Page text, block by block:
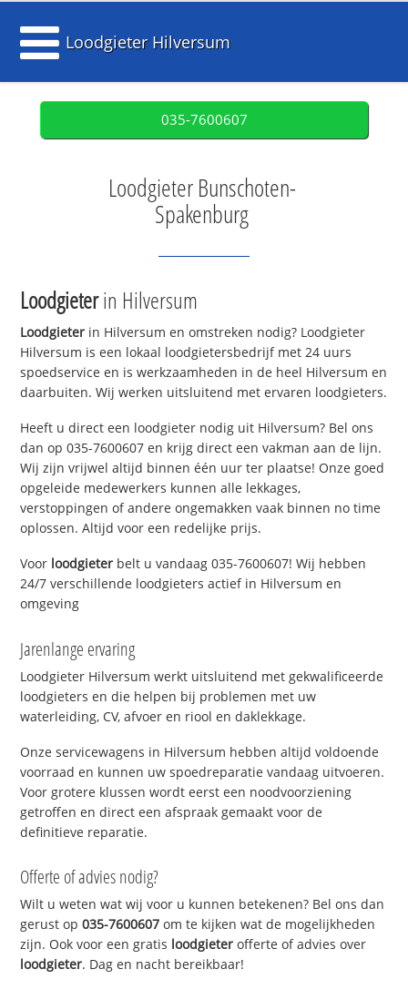
Loodgieter Hilversum
035-7600607
Loodgieter Bunschoten-
Spakenburg
Loodgieterin Hilversum
Loodgieter in Hilversum en omstreken nodig? Loodgieter
Hilversum is een lokaal loodgietersbedrijf met 24 uurs
spoedservice en is werkzaamheden in de heel Hilversum en
daarbuiten. Wij werken uitsluitend met ervaren loodgieters.
Heeft u direct een loodgieter nodig uit Hilversum? Bel ons
dan op 035-7600607 en krijg direct een vakman aan de lijn.
Wij zijn vrijwel altijd binnen één uur ter plaatse! Onze goed
opgeleide medewerkers kunnen alle lekkages,
verstoppingen of andere ongemakken vaak binnen no time
oplossen. Altijd voor een redelijke prijs.
Voor loodgieter belt u vandaag 035-7600607! Wij hebben
24/7 verschillende loodgieters actief in Hilversum en
omgeving
Jarenlange ervaring
Loodgieter Hilversum werkt uitsluitend met gekwalificeerde
loodgieters en die helpen bij problemen met uw
waterleiding, CV, afvoer en riool en daklekkage.
Onze servicewagens in Hilversum hebben altijd voldoende
voorraad en kunnen uw spoedreparatie vandaag uitvoeren.
Voor grotere klussen wordt eerst een noodvoorziening
getroffen en direct een afspraak gemaakt voor de
definitieve reparatie.
Offerte of advies nodig?
Wilt u weten wat wij voor u kunnen betekenen? Bel ons dan
gerust op035-7600607 om te kijken wat de mogelijkheden
zijn. Ook voor een gratis loodgieter offerte of advies over
loodgieter. Dag en nacht bereikbaar!